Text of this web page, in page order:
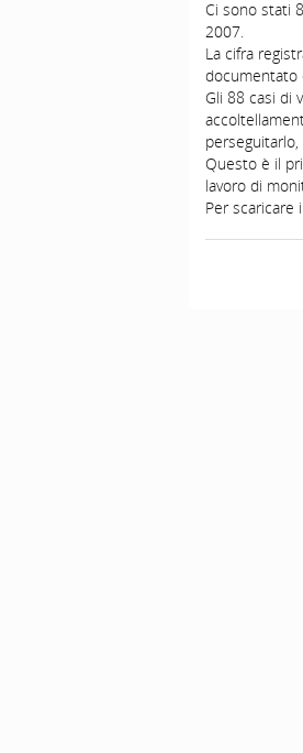
Ci sono stati
2007.
La cifra
documentato
Gli 88 casi di
Questo è il
lavoro di
Per scaricare